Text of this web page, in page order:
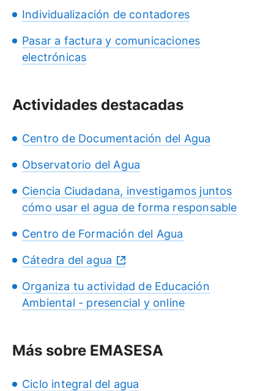
Individualización de contadores
Pasar a factura y comunicaciones
electrónicas
Actividades destacadas
Centro de Documentación del Agua
Observatorio del Agua
Ciencia Ciudadana, investigamos juntos
cómo usar el agua de forma responsable
Centro de Formación del Agua
Cátedra del agua
Organiza tu actividad de Educación
Ambiental - presencial y online
Más sobre EMASESA
Ciclo integral del agua